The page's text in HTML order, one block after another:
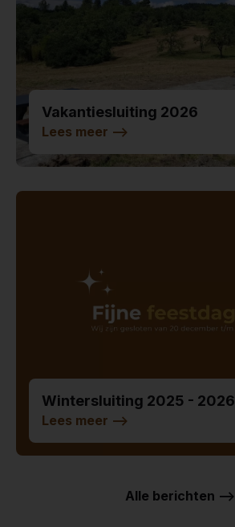
Vakantiesluiting 2026
Lees meer -->
Wintersluiting 2025 - 2026
Lees meer -->
Alle berichten -->